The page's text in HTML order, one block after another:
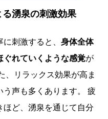
湧泉の刺激効果
刺激すると、 身体全体
ぐれていくような感覚が
、リラックス効果が高ま
う声も多くあります。 疲
ど、湧泉を通じて自分